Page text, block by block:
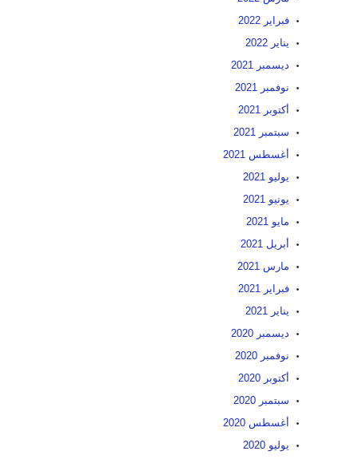
فبراير 2022
يناير 2022
ديسمبر 2021
نوفمبر 2021
أكتوبر 2021
سبتمبر 2021
أغسطس 2021
يوليو 2021
يونيو 2021
مايو 2021
أبريل 2021
مارس 2021
فبراير 2021
يناير 2021
ديسمبر 2020
نوفمبر 2020
أكتوبر 2020
سبتمبر 2020
أغسطس 2020
يوليو 2020